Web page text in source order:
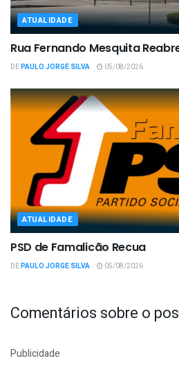
ATUALIDADE
Rua Fernando Mesquita
DEPAULO JORGE SILVA 05/08/2026
ATUALIDADE
PSD de Famalicão Recua
DEPAULO JORGE SILVA 05/08/2026
Comentários sobre o
Publicidade